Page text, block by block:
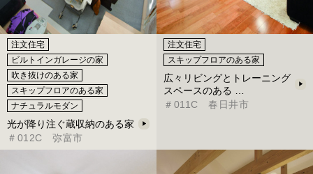
注文住宅
ビルトインガレージの家
吹き抜けのある家
スキップフロアのある家
ナチュラルモダン
光が降り注ぐ蔵収納のある家
＃012C 弥富市
注文住宅
スキップフロアのある家
広々リビングとトレーニング
スペースのある …
＃011C 春日井市